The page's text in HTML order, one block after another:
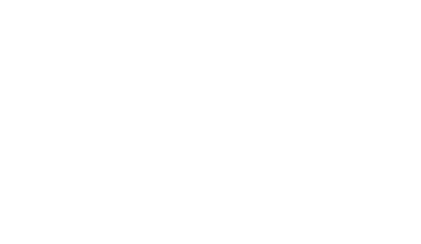
一起！善恶难辨的男人“驯鹿”，身怀
解开的连环杀人事件线索的过程中展开的故事。